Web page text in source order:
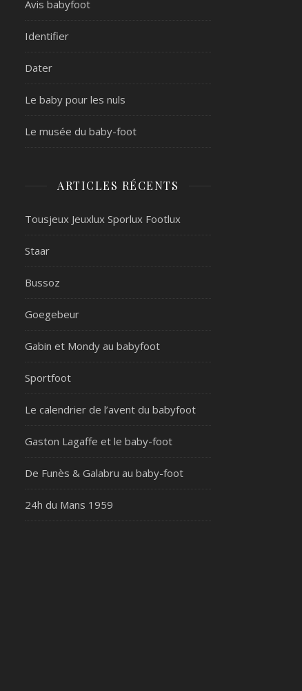
Avis babyfoot
Identifier
Dater
Le baby pour les nuls
Le musée du baby-foot
ARTICLES RÉCENTS
Tousjeux Jeuxlux Sporlux Footlux
Staar
Bussoz
Goegebeur
Gabin et Mondy au babyfoot
Sportfoot
Le calendrier de l’avent du babyfoot
Gaston Lagaffe et le baby-foot
De Funès & Galabru au baby-foot
24h du Mans 1959